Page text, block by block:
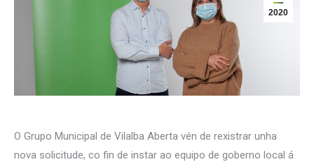
2020
O Grupo Municipal de Vilalba Aberta vén de rexistrar unha
nova solicitude, co fin de instar ao equipo de goberno local á